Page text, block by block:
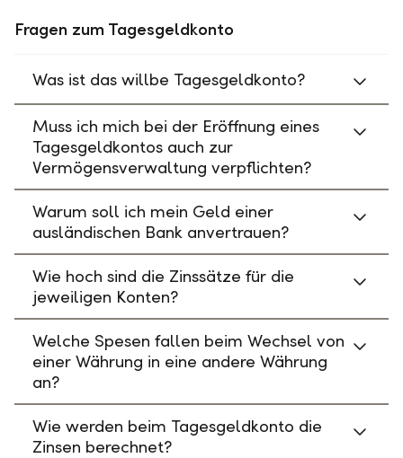
Fragen zum Tagesgeldkonto
Was ist das willbe Tagesgeldkonto?
Muss ich mich bei der Eröffnung eines
Tagesgeldkontos auch zur
Vermögensverwaltung verpflichten?
Warum soll ich mein Geld einer
ausländischen Bank anvertrauen?
Wie hoch sind die Zinssätze für die
jeweiligen Konten?
Welche Spesen fallen beim Wechsel von
einer Währung in eine andere Währung
an?
Wie werden beim Tagesgeldkonto die
Zinsen berechnet?